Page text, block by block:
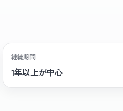
継続期間
1年以上が中心